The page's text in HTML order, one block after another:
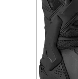
$599.99